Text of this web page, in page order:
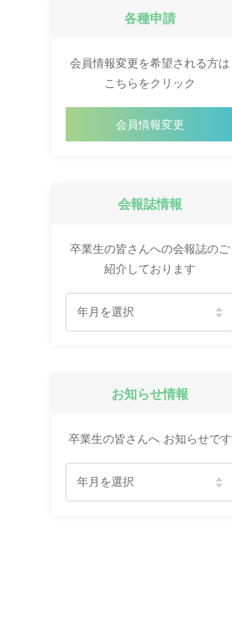
各種申請
会員情報変更を希望される方は
こちらをクリック
会員情報変更
会報誌情報
卒業生の皆さんへの会報誌のご
紹介しております
お知らせ情報
卒業生の皆さんへ お知らせです